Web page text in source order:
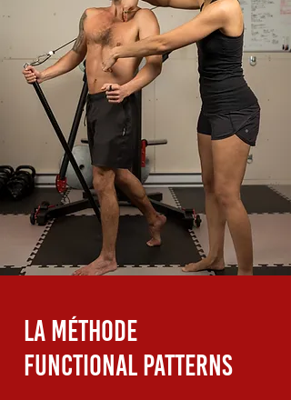
La méthode
Functional Patterns